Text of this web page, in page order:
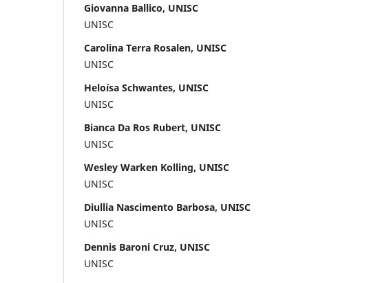
Giovanna Ballico, UNISC
UNISC
Carolina Terra Rosalen, UNISC
UNISC
Heloísa Schwantes, UNISC
UNISC
Bianca Da Ros Rubert, UNISC
UNISC
Wesley Warken Kolling, UNISC
UNISC
Diullia Nascimento Barbosa, UNISC
UNISC
Dennis Baroni Cruz, UNISC
UNISC